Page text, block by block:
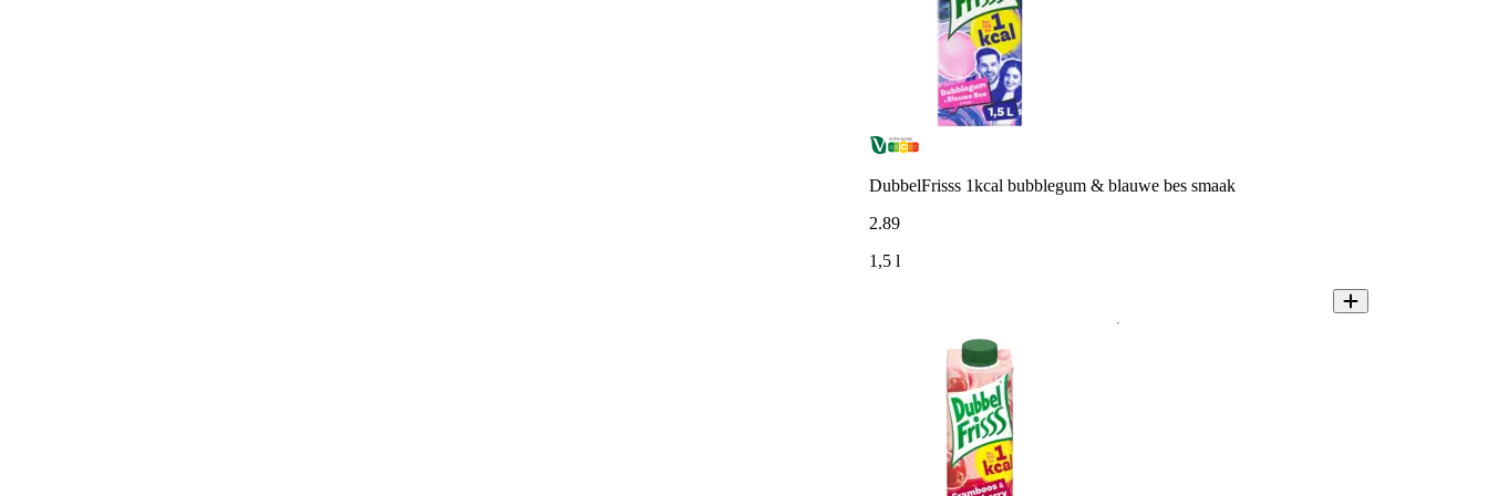
DubbelFrisss 1kcal bubblegum & blauwe bes smaak
2.89
1,5 l